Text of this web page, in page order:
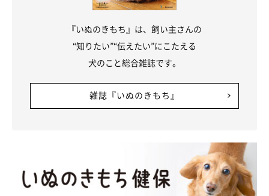
『いぬのきもち』は、飼い主さんの
“知りたい”“伝えたい”にこたえる
犬のこと総合雑誌です。
雑誌『いぬのきもち』